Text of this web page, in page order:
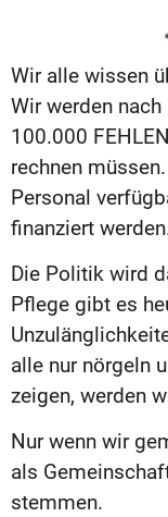
Wir alle wissen
Wir werden
100.000
rechnen
Personal
finanziert
Die Politik wird
Pflege gibt es
alle nur nörgeln
zeigen, werden
Nur wenn wir
als
stemmen.